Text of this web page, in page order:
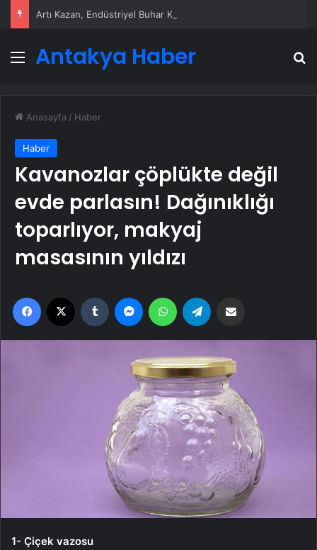
Menü
Antakya Haber
Anasayfa / Haber
Haber
Kavanozlar çöplükte değil
evde parlasın! Dağınıklığı
toparlıyor, makyaj
masasının yıldızı
Facebook Tumblr MessengerWhatsApp
1- Çiçek vazosu